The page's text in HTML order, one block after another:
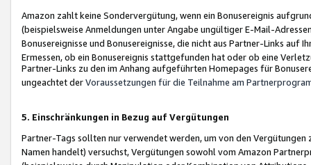
Amazon zahlt keine Sondervergütung, wenn ein Bonusereignis
(beispielsweise Anmeldungen unter Angabe ungültiger E-Mail-
Bonusereignisse und Bonusereignisse, die nicht aus Partner-Links auf
Ermessen, ob ein Bonusereignis stattgefunden hat oder ob eine
Partner-Links zu den im Anhang aufgeführten Homepages für
ungeachtet derVoraussetzungen für die Teilnahme am
5. Einschränkungen in Bezug auf Vergütungen
Partner-Tags sollten nur verwendet werden, um von den
Namen handelt) versuchst, Vergütungen sowohl vom Amazon